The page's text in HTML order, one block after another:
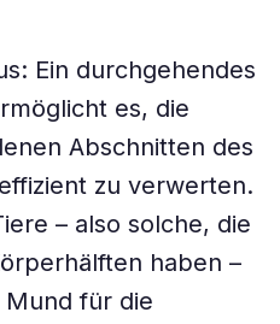
Ein durchgehendes
es, die
Abschnitten des
zu verwerten.
– also solche, die
haben –
Mund für die